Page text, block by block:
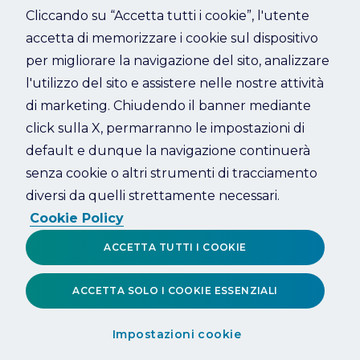
Refresh
Cliccando su “Accetta tutti i cookie”, l'utente
accetta di memorizzare i cookie sul dispositivo
per migliorare la navigazione del sito, analizzare
l'utilizzo del sito e assistere nelle nostre attività
di marketing. Chiudendo il banner mediante
click sulla X, permarranno le impostazioni di
default e dunque la navigazione continuerà
senza cookie o altri strumenti di tracciamento
diversi da quelli strettamente necessari.
Cookie Policy
Impostazioni cookie
ACCETTA SOLO I COOKIE ESSENZIALI
ACCETTA TUTTI I COOKIE